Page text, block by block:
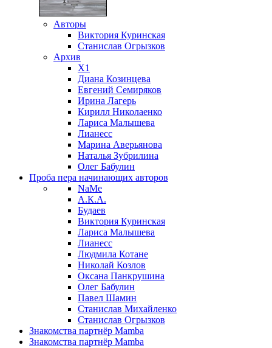
Авторы
Виктория Куринская
Станислав Огрызков
Архив
X1
Диана Козинцева
Евгений Семиряков
Ирина Лагерь
Кирилл Николаенко
Лариса Малышева
Лианесс
Марина Аверьянова
Наталья Зубрилина
Олег Бабулин
Проба пера начинающих авторов
NaMe
А.К.А.
Будаев
Виктория Куринская
Лариса Малышева
Лианесс
Людмила Котане
Николай Козлов
Оксана Панкрушина
Олег Бабулин
Павел Шамин
Станислав Михайленко
Станислав Огрызков
Знакомства партнёр Mamba
Знакомства партнёр Mamba